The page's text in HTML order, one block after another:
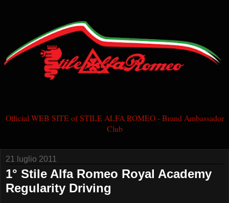
Official WEB SITE of STILE ALFA ROMEO - Brand Ambassador
Club
21 luglio 2011
1° Stile Alfa Romeo Royal Academy
Regularity Driving